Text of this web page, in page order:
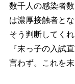
数千人の感染者
は濃厚接触者と
そう判断してく
『末っ子の入試
言わず。これを